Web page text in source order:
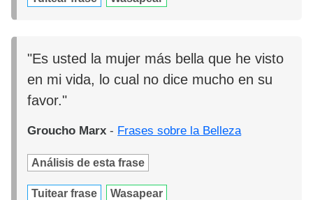
"Es usted la mujer más bella que he visto
en mi vida, lo cual no dice mucho en su
favor."
Groucho Marx - Frases sobre la Belleza
Análisis de esta frase
Tuitear frase Wasapear